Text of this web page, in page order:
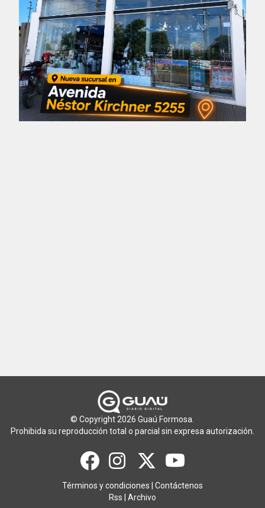
© Copyright 2026 Guaú Formosa.
Prohibida su reproducción total o parcial sin expresa autorización.
Términos y condiciones
Contáctenos
Rss
Archivo